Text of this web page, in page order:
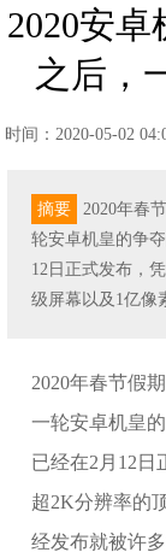
2020安卓
之后，
时间：2020-05-02
摘要
2020年春
轮安卓机皇的争
12日正式发布，
级屏幕以及1亿像
2020年春节假
一轮安卓机皇
已经在2月12日
超2K分辨率的
经发布就被许